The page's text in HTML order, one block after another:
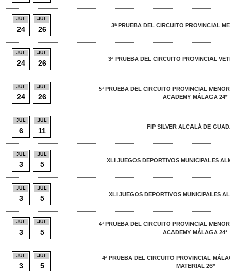
JUL
24
JUL
26 3ª PRUEBA DEL CIRCUITO PROVINCIAL
JUL
24
JUL
26 3ª PRUEBA DEL CIRCUITO PROVINCIAL
JUL
24
JUL
26
5ª PRUEBA DEL CIRCUITO PROVINCIAL
ACADEMY MÁLAGA 24*
JUL
6
JUL
11 FIP SILVER ALCALÁ DE
JUL
3
JUL
5 XLI JUEGOS DEPORTIVOS MUNICIPALES
JUL
3
JUL
5 XLI JUEGOS DEPORTIVOS MUNICIPALES
JUL
3
JUL
5
4ª PRUEBA DEL CIRCUITO PROVINCIAL
ACADEMY MÁLAGA 24*
JUL
3
JUL
5
4ª PRUEBA DEL CIRCUITO PROVINCIAL
MATERIAL 26*